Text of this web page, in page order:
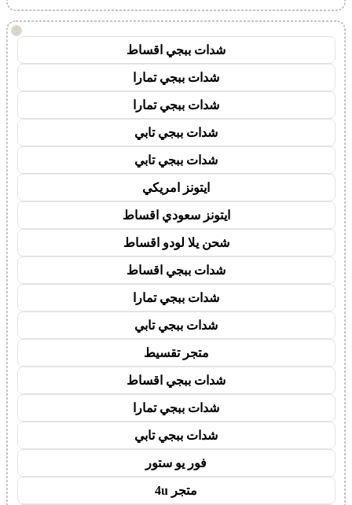
!
شدات ببجي اقساط
شدات ببجي تمارا
شدات ببجي تمارا
شدات ببجي تابي
شدات ببجي تابي
ايتونز امريكي
ايتونز سعودي اقساط
شحن يلا لودو اقساط
شدات ببجي اقساط
شدات ببجي تمارا
شدات ببجي تابي
متجر تقسيط
شدات ببجي اقساط
شدات ببجي تمارا
شدات ببجي تابي
فور يو ستور
متجر 4u